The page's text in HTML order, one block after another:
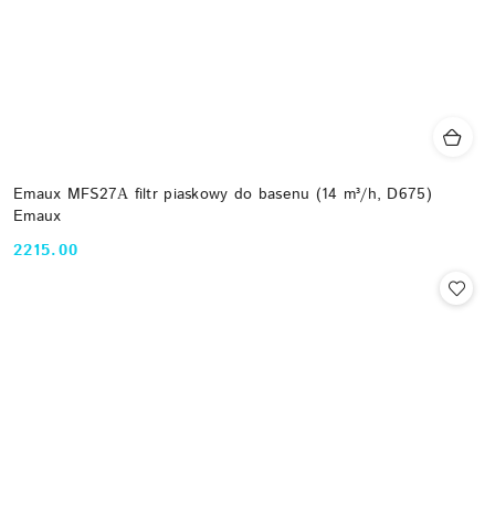
Emaux MFS27А filtr piaskowy do basenu (14 m³/h, D675)
Emaux
Cena:
2215.00